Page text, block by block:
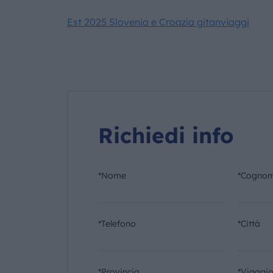
Est 2025 Slovenia e Croazia gitanviaggi
Richiedi info
*Nome
*Telefono *Città